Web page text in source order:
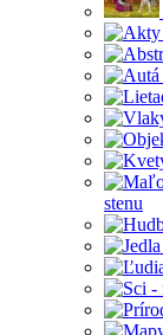
stenu